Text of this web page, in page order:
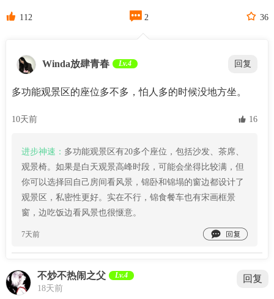
 112  2  36
Winda放肆青春 Lv.4 回复
多功能观景区的座位多不多，怕人多的时候没地方坐。
10天前  16
进步神速： 多功能观景区有20多个座位，包括沙发、茶席、
观景椅。如果是白天观景高峰时段，可能会坐得比较满，但
你可以选择回自己房间看风景，锦卧和锦塌的窗边都设计了
观景区，私密性更好。实在不行，锦食餐车也有宋画框景
窗，边吃饭边看风景也很惬意。
7天前 
不炒不热闹之父 Lv.4
18天前
回复